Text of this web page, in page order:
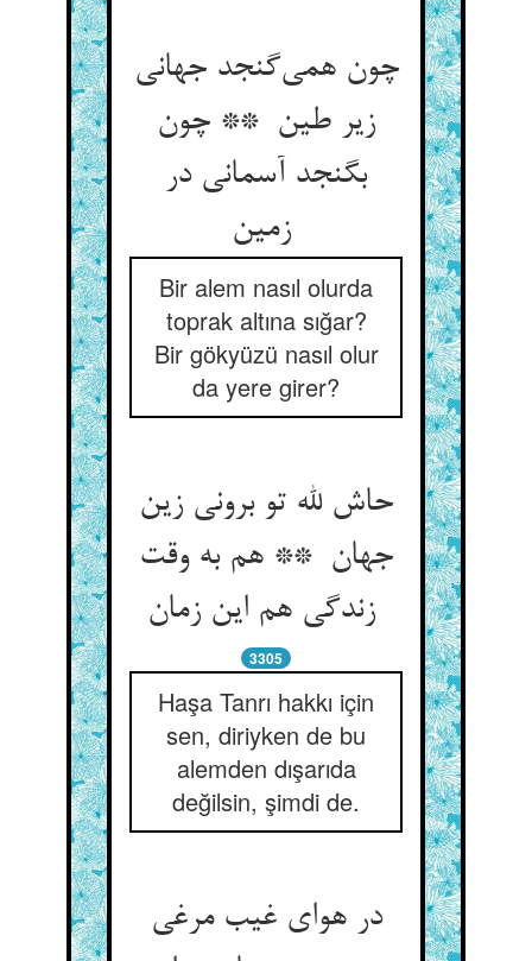
چون همی‌گنجد جهانی
زیر طین ** چون
بگنجد آسمانی در
Bir alem nasıl olurda
toprak altına sığar?
Bir gökyüzü nasıl olur
da yere girer?
حاش لله تو برونی زین
جهان ** هم به وقت
3305
Haşa Tanrı hakkı için
sen, diriyken de bu
alemden dışarıda
değilsin, şimdi de.
در هوای غیب مرغی